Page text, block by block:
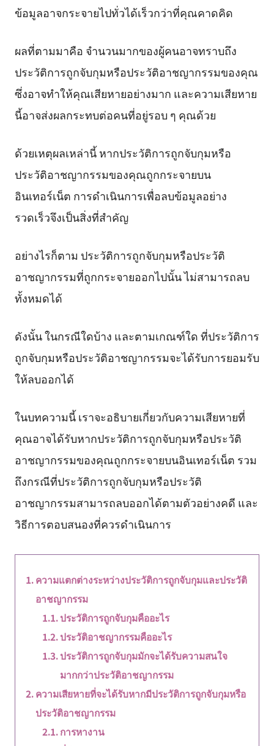
ข้อมูลอาจกระจายไปทั่วได้เร็วกว่าที่คุณคาดคิด
ผลที่ตามมาคือ จำนวนมากของผู้คนอาจทราบถึง
ประวัติการถูกจับกุมหรือประวัติอาชญากรรมของคุณ
ซึ่งอาจทำให้คุณเสียหายอย่างมาก และความเสียหาย
นี้อาจส่งผลกระทบต่อคนที่อยู่รอบ ๆ คุณด้วย
ด้วยเหตุผลเหล่านี้ หากประวัติการถูกจับกุมหรือ
ประวัติอาชญากรรมของคุณถูกกระจายบน
อินเทอร์เน็ต การดำเนินการเพื่อลบข้อมูลอย่าง
รวดเร็วจึงเป็นสิ่งที่สำคัญ
อย่างไรก็ตาม ประวัติการถูกจับกุมหรือประวัติ
อาชญากรรมที่ถูกกระจายออกไปนั้น ไม่สามารถลบ
ทั้งหมดได้
ดังนั้น ในกรณีใดบ้าง และตามเกณฑ์ใด ที่ประวัติการ
ถูกจับกุมหรือประวัติอาชญากรรมจะได้รับการยอมรับ
ให้ลบออกได้
ในบทความนี้ เราจะอธิบายเกี่ยวกับความเสียหายที่
คุณอาจได้รับหากประวัติการถูกจับกุมหรือประวัติ
อาชญากรรมของคุณถูกกระจายบนอินเทอร์เน็ต รวม
ถึงกรณีที่ประวัติการถูกจับกุมหรือประวัติ
อาชญากรรมสามารถลบออกได้ตามตัวอย่างคดี และ
วิธีการตอบสนองที่ควรดำเนินการ
ความแตกต่างระหว่างประวัติการถูกจับกุมและประวัติ
อาชญากรรม
ประวัติการถูกจับกุมคืออะไร
ประวัติอาชญากรรมคืออะไร
ประวัติการถูกจับกุมมักจะได้รับความสนใจ
มากกว่าประวัติอาชญากรรม
ความเสียหายที่จะได้รับหากมีประวัติการถูกจับกุมหรือ
ประวัติอาชญากรรม
การหางาน